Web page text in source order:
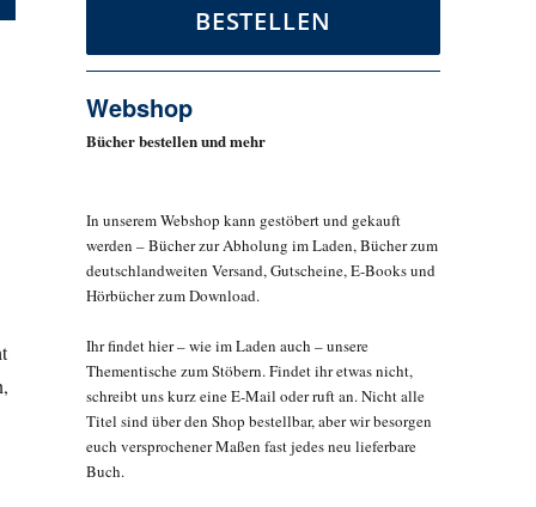
BESTELLEN
Webshop
Bücher bestellen und mehr
In unserem Webshop kann gestöbert und gekauft
werden – Bücher zur Abholung im Laden, Bücher zum
deutschlandweiten Versand, Gutscheine, E-Books und
Hörbücher zum Download.
Ihr findet hier – wie im Laden auch – unsere
Thementische zum Stöbern. Findet ihr etwas nicht,
schreibt uns kurz eine E-Mail oder ruft an. Nicht alle
Titel sind über den Shop bestellbar, aber wir besorgen
euch versprochener Maßen fast jedes neu lieferbare
Buch.